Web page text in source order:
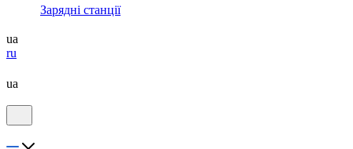
Зарядні станції
ua
ru
ua